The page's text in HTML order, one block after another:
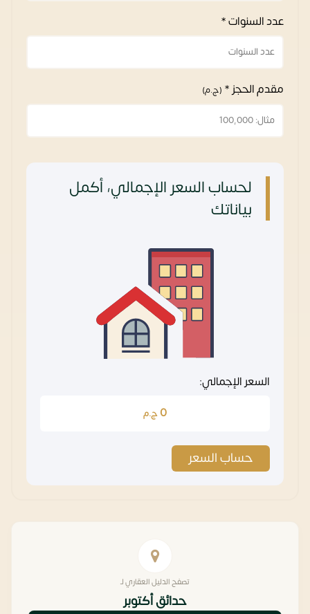
عدد السنوات *
مقدم الحجز * (ج.م)
لحساب السعر الإجمالي، أكمل
بياناتك
السعر الإجمالي:
0 ج.م
حساب السعر
تصفح الدليل العقاري لـ
حدائق أكتوبر